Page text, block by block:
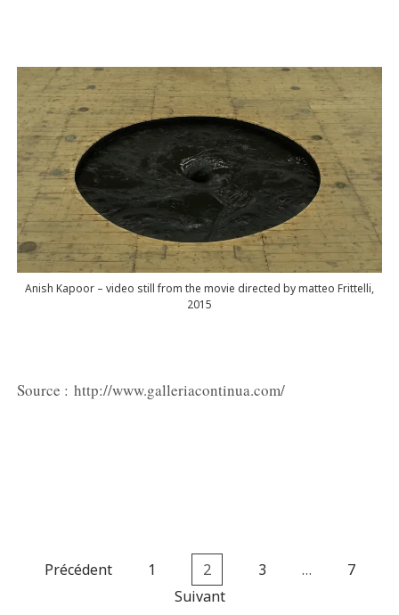
Anish Kapoor – video still from the movie directed by matteo Frittelli,
2015
Source : http://www.galleriacontinua.com/
Pagination
Précédent 1 2 3 …
7
Suivant